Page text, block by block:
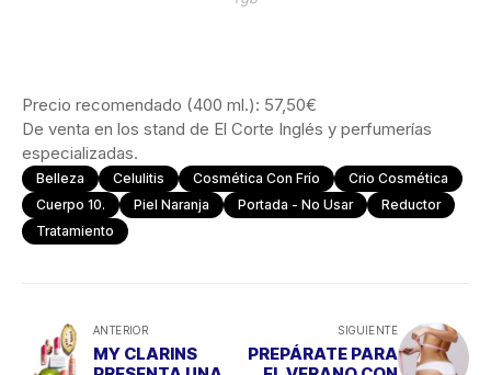
Precio recomendado (400 ml.): 57,50€
De venta en los stand de El Corte Inglés y perfumerías
especializadas.
Belleza Celulitis Cosmética Con Frío
Crio Cosmética
Cuerpo 10.
Piel Naranja Portada - No Usar
Reductor
Tratamiento
ANTERIOR
MY CLARINS
SIGUIENTE
PREPÁRATE PARA